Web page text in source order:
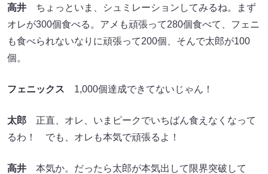
高井 ちょっといま、シュミレーションしてみるね。まず
オレが300個食べる。アメも頑張って280個食べて、フェニ
も食べられないなりに頑張って200個、そんで太郎が100
個。
フェニックス 1,000個達成できてないじゃん！
太郎 正直、オレ、いまピークでいちばん食えなくなって
るわ！ でも、オレも本気で頑張るよ！
高井 本気か。だったら太郎が本気出して限界突破して